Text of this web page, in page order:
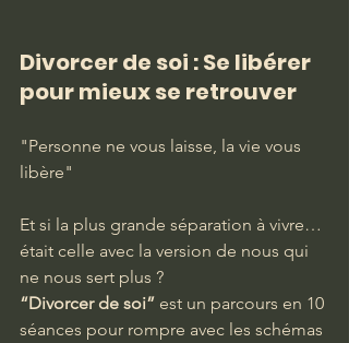
Divorcer de soi : Se libérer
pour mieux se retrouver
"Personne ne vous laisse, la vie vous
libère"
Et si la plus grande séparation à vivre…
était celle avec la version de nous qui
ne nous sert plus ?
“Divorcer de soi” est un parcours en 10
séances pour rompre avec les schémas